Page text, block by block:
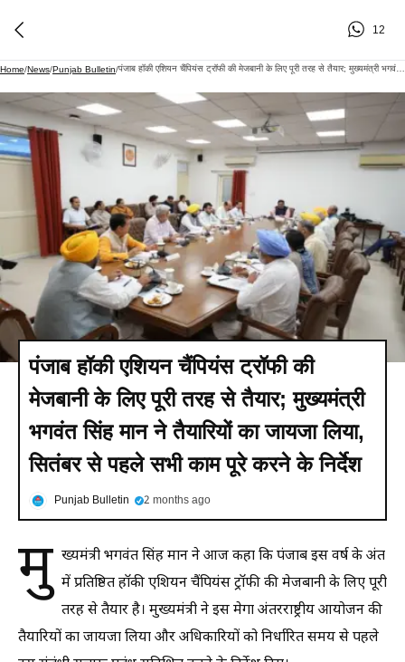
12
Home/News/Punjab Bulletin/
पंजाब हॉकी एशियन चैंपियंस ट्रॉफी की
मेजबानी के लिए पूरी तरह से तैयार; मुख्यमंत्री
भगवंत सिंह मान ने तैयारियों का जायजा लिया,
सितंबर से पहले सभी काम पूरे करने के निर्देश
Punjab Bulletin 2 months ago
मु ख्यमंत्री भगवंत सिंह मान ने आज कहा कि पंजाब इस वर्ष के अंत
में प्रतिष्ठित हॉकी एशियन चैंपियंस ट्रॉफी की मेजबानी के लिए पूरी
तरह से तैयार है। मुख्यमंत्री ने इस मेगा अंतरराष्ट्रीय आयोजन की
तैयारियों का जायजा लिया और अधिकारियों को निर्धारित समय से पहले